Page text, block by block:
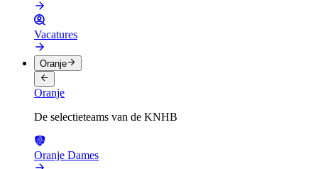
Vacatures
Oranje
Oranje
De selectieteams van de KNHB
Oranje Dames